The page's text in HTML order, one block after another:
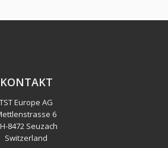
KONTAKT
TST Europe AG
6
-8472 Seuzach
Switzerland